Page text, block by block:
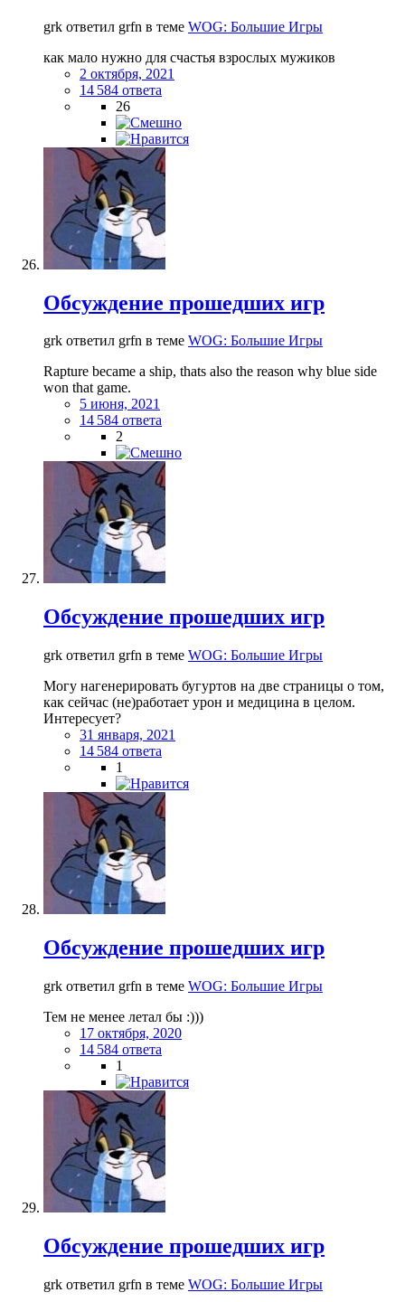
grk ответил grfn в теме WOG: Большие Игры
как мало нужно для счастья взрослых мужиков
2 октября, 2021
14 584 ответа
26
Обсуждение прошедших игр
grk ответил grfn в теме WOG: Большие Игры
Rapture became a ship, thats also the reason why blue side
won that game.
5 июня, 2021
14 584 ответа
2
Обсуждение прошедших игр
grk ответил grfn в теме WOG: Большие Игры
Могу нагенерировать бугуртов на две страницы о том,
как сейчас (не)работает урон и медицина в целом.
Интересует?
31 января, 2021
14 584 ответа
1
Обсуждение прошедших игр
grk ответил grfn в теме WOG: Большие Игры
Тем не менее летал бы :)))
17 октября, 2020
14 584 ответа
1
Обсуждение прошедших игр
grk ответил grfn в теме WOG: Большие Игры